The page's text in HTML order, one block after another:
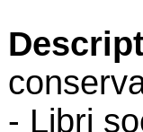
- Libri